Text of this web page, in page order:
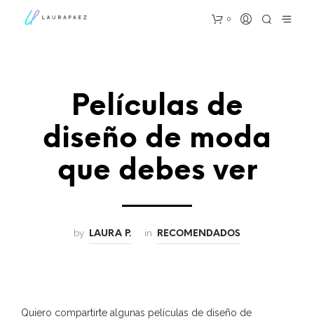
0
Películas de
diseño de moda
que debes ver
by LAURA P. in RECOMENDADOS
Quiero compartirte algunas películas de diseño de